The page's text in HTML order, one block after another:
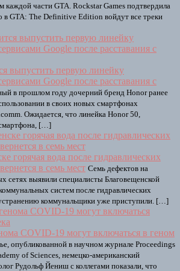
каждой части GTA. Rockstar Games подтвердила
в GTA: The Definitive Edition войдут все треки
выпустить первую линейку
Google после расставания с
в прошлом году дочерний бренд Honor ранее
в своих новых смартфонах
Ожидается, что линейка Honor 50,
[…]
горячая вода после гидравлических
в семь мест Семь дефектов на
сетях выявили специалисты Благовещенской
систем после гидравлических
коммунальщики уже приступили. […]
COVID-19 могут включаться в геном
опубликованной в научном журнале Proceedings
of Sciences, немецко-американский
Рудольф Йениш с коллегами показали, что